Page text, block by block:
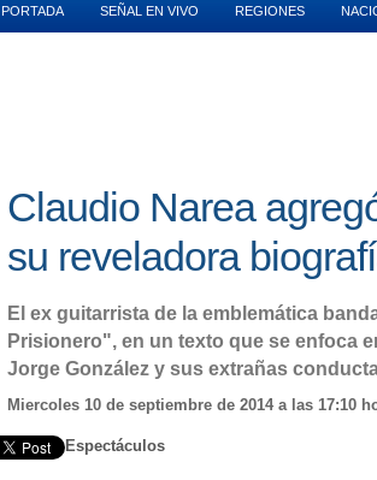
PORTADA SEÑAL EN VIVO REGIONES
Claudio Narea
su reveladora
El ex guitarrista de la emblemática
Prisionero", en un texto que se enfoca
Jorge González y sus extrañas
Miercoles 10 de septiembre de 2014 a las 17:10
Espectáculos